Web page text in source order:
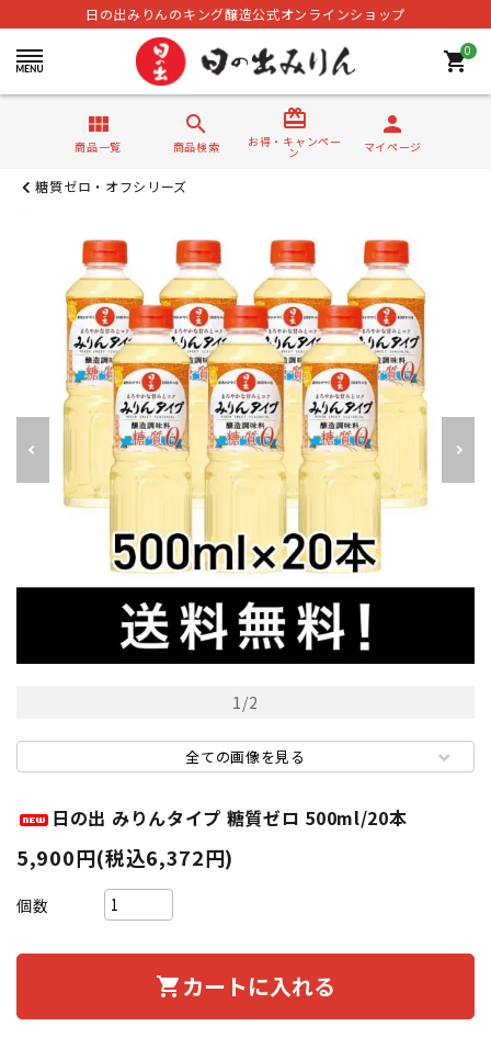
日の出みりんのキング醸造公式オンラインショップ
0
shopping_cart
view_module
商品一覧
search
商品検索
card_giftcard
お得・キャンペー
ン
person
マイページ
糖質ゼロ・オフシリーズ
1/2
全ての画像を見る
日の出 みりんタイプ 糖質ゼロ 500ml/20本
5,900円(税込6,372円)
個数
shopping_cart カートに入れる